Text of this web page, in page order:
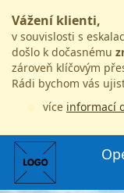
Vážení klienti,
v souvislosti s
došlo k dočasnému
zároveň klíčovým
Rádi bychom vás
více informací